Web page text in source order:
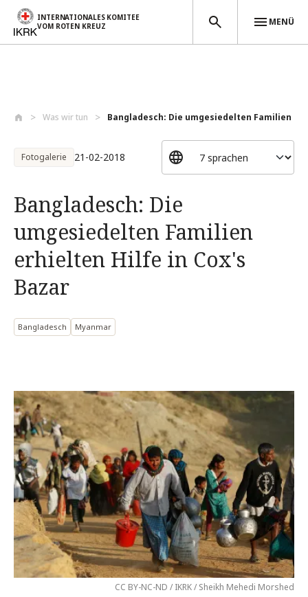
INTERNATIONALES KOMITEE
VOM ROTEN KREUZ
MENÜ
Was wir tun Bangladesch: Die umgesiedelten Familien ...
Fotogalerie 21-02-2018
Bangladesch: Die
umgesiedelten Familien
erhielten Hilfe in Cox's
Bazar
Bangladesch Myanmar
CC BY-NC-ND / IKRK / Sheikh Mehedi Morshed